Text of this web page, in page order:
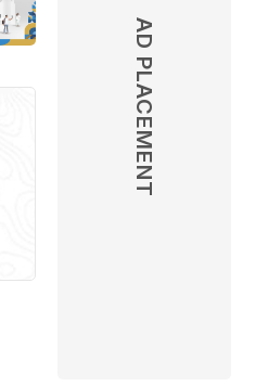
AD PLACEMENT